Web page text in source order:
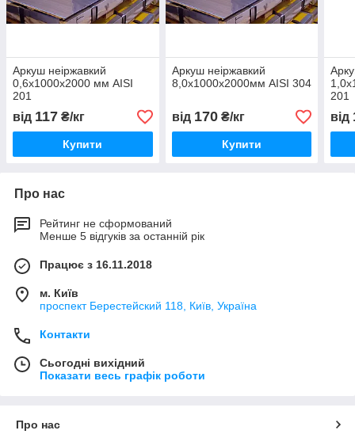
Аркуш неіржавкий
0,6х1000х2000 мм AISI
201
від 117 ₴/кг
Купити
Аркуш неіржавкий
8,0х1000х2000мм AISI 304
від 170₴/кг
Купити
201
від
Про нас
Рейтинг не сформований
Менше 5 відгуків за останній рік
Працює з 16.11.2018
м. Київ
проспект Берестейский 118, Київ, Україна
Контакти
Сьогодні вихідний
Показати весь графік роботи
Про нас